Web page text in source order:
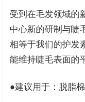
受到在毛发领域的
中心新的研制与睫
相等于我们的护发
能维持睫毛表面的
●建议用于：脱脂